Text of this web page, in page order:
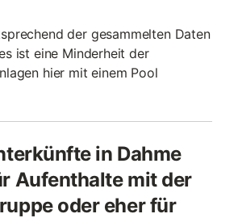
der gesammelten Daten
ist eine Minderheit der
hier mit einem Pool
in Dahme
Aufenthalte mit der
oder eher für